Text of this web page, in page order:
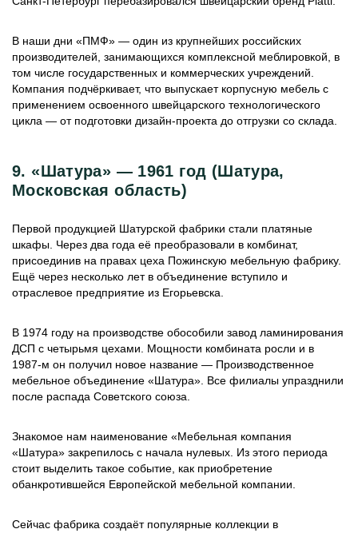
В наши дни «ПМФ» — один из крупнейших российских
производителей, занимающихся комплексной меблировкой, в
том числе государственных и коммерческих учреждений.
Компания подчёркивает, что выпускает корпусную мебель с
применением освоенного швейцарского технологического
цикла — от подготовки дизайн-проекта до отгрузки со склада.
9. «Шатура» — 1961 год (Шатура,
Московская область)
Первой продукцией Шатурской фабрики стали платяные
шкафы. Через два года её преобразовали в комбинат,
присоединив на правах цеха Пожинскую мебельную фабрику.
Ещё через несколько лет в объединение вступило и
отраслевое предприятие из Егорьевска.
В 1974 году на производстве обособили завод ламинирования
ДСП с четырьмя цехами. Мощности комбината росли и в
1987-м он получил новое название — Производственное
мебельное объединение «Шатура». Все филиалы упразднили
после распада Советского союза.
Знакомое нам наименование «Мебельная компания
«Шатура» закрепилось с начала нулевых. Из этого периода
стоит выделить такое событие, как приобретение
обанкротившейся Европейской мебельной компании.
Сейчас фабрика создаёт популярные коллекции в